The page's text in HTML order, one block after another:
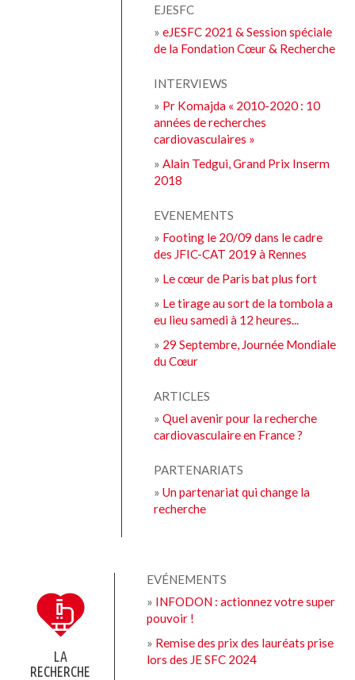
EJESFC
»eJESFC 2021 & Session spéciale
de la Fondation Cœur & Recherche
INTERVIEWS
» Pr Komajda « 2010-2020 : 10
années de recherches
cardiovasculaires »
»Alain Tedgui, Grand Prix Inserm
2018
EVENEMENTS
» Footing le 20/09 dans le cadre
des JFIC-CAT 2019 à Rennes
» Le cœur de Paris bat plus fort
» Le tirage au sort de la tombola a
eu lieu samedi à 12 heures...
» 29 Septembre, Journée Mondiale
du Cœur
ARTICLES
»Quel avenir pour la recherche
cardiovasculaire en France ?
PARTENARIATS
»Un partenariat qui change la
recherche
LA
RECHERCHE
EVÉNEMENTS
» INFODON : actionnez votre super
pouvoir !
» Remise des prix des lauréats prise
lors des JE SFC 2024